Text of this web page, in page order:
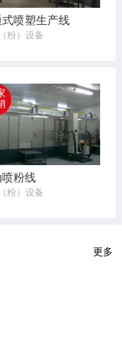
式喷塑生产线
粉）设备
喷粉线
粉）设备
更多